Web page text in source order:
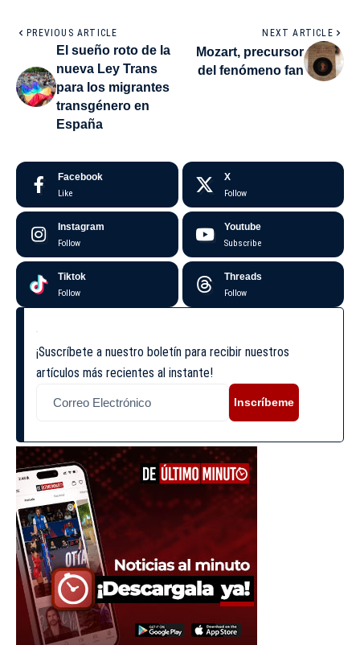
PREVIOUS ARTICLE
El sueño roto de la
nueva Ley Trans
para los migrantes
transgénero en
España
NEXT ARTICLE
Mozart, precursor
del fenómeno fan
Facebook
Like
X
Follow
Instagram
Follow
Youtube
Subscribe
Tiktok
Follow
Threads
Follow
¡Suscríbete a nuestro boletín para recibir nuestros
artículos más recientes al instante!
Inscríbeme